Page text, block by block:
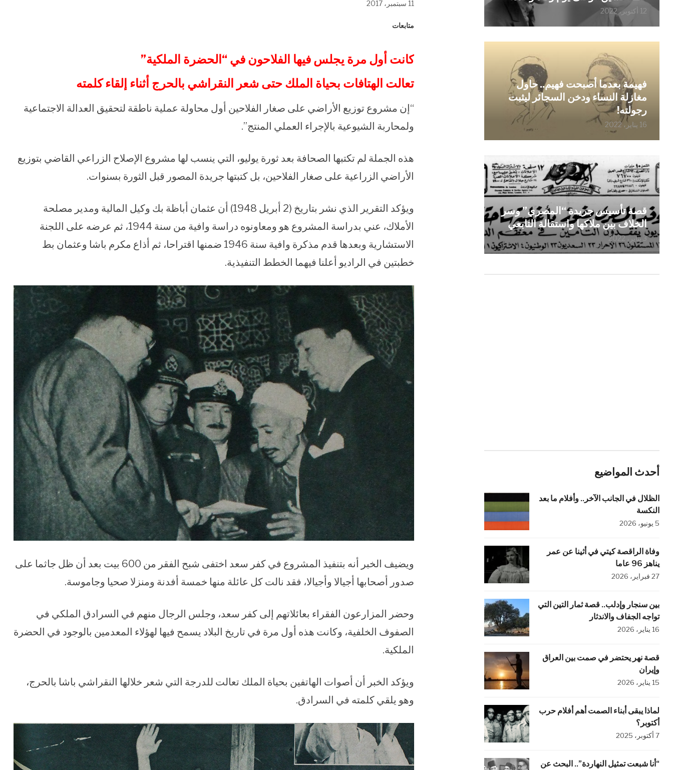
في
نافذة
في 11 سبتمبر، 2017
متابعات
كانت أول مرة يجلس فيها الفلاحون في “الحضرة الملكية”
تعالت الهتافات بحياة الملك حتى شعر النقراشي بالحرج أثناء إلقاء كلمته
“إن مشروع توزيع الأراضي على صغار الفلاحين أول محاولة عملية ناطقة لتحقيق العدالة الاجتماعية
ولمحاربة الشيوعية بالإجراء العملي المنتج”.
هذه الجملة لم تكتبها الصحافة بعد ثورة يوليو، التي ينسب لها مشروع الإصلاح الزراعي القاضي بتوزيع
الأراضي الزراعية على صغار الفلاحين، بل كتبتها جريدة المصور قبل الثورة بسنوات.
ويؤكد التقرير الذي نشر بتاريخ (2 أبريل 1948) أن عثمان أباظة بك وكيل المالية ومدير مصلحة
الأملاك، عني بدراسة المشروع هو ومعاونوه دراسة وافية من سنة 1944، ثم عرضه على اللجنة
الاستشارية وبعدها قدم مذكرة وافية سنة 1946 ضمنها اقتراحا، ثم أذاع مكرم باشا وعثمان بط
خطبتين في الراديو أعلنا فيهما الخطط التنفيذية.
ويضيف الخبر أنه بتنفيذ المشروع في كفر سعد اختفى شبح الفقر من 600 بيت بعد أن ظل جاثما على
صدور أصحابها أجيالا وأجيالا، فقد نالت كل عائلة منها خمسة أفدنة ومنزلا صحيا وجاموسة.
وحضر المزارعون الفقراء بعائلاتهم إلى كفر سعد، وجلس الرجال منهم في السرادق الملكي في
الصفوف الخلفية، وكانت هذه أول مرة في تاريخ البلاد يسمح فيها لهؤلاء المعدمين بالوجود في الحضرة
الملكية.
ويؤكد الخبر أن أصوات الهاتفين بحياة الملك تعالت للدرجة التي شعر خلالها النقراشي باشا بالحرج،
وهو يلقي كلمته في السرادق.
12 أكتوبر، 2022
فهيمة بعدما أصبحت فهيم.. حاول
مغازلة النساء ودخن السجائر ليثبت
رجولته!
16 يناير، 2022
قصة تأسيس جريدة “المصري” وسر
الخلاف بين ملاكها واستقالة التابعي
3 يناير، 2022
أحدث المواضيع
الظلال في الجانب الآخر.. وأفلام ما بعد
النكسة
5 يونيو، 2026
وفاة الراقصة كيتي في أثينا عن عمر
يناهز 96 عاما
27 فبراير، 2026
بين سنجار وإدلب.. قصة ثمار التين التي
تواجه الجفاف والاندثار
16 يناير، 2026
قصة نهر يحتضر في صمت بين العراق
وإيران
15 يناير، 2026
لماذا يبقى أبناء الصمت أهم أفلام حرب
أكتوبر؟
7 أكتوبر، 2025
“أنا شبعت تمثيل النهاردة”.. البحث عن